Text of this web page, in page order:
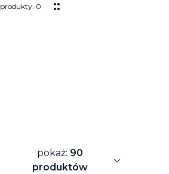
produkty: 0
pokaż: 90
produktów
expand_more